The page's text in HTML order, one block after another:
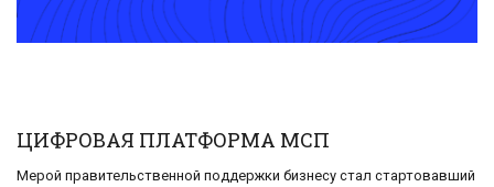
ЦИФРОВАЯ ПЛАТФОРМА МСП
Мерой правительственной поддержки бизнесу стал стартовавший